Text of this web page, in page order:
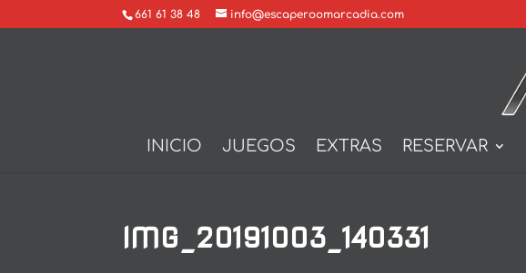
661 61 38 48 info@escaperoomarcadia.com
INICIO JUEGOS EXTRAS RESERVAR
IMG_20191003_140331